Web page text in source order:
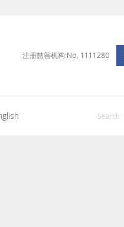
注册慈善机构:No. 1111280